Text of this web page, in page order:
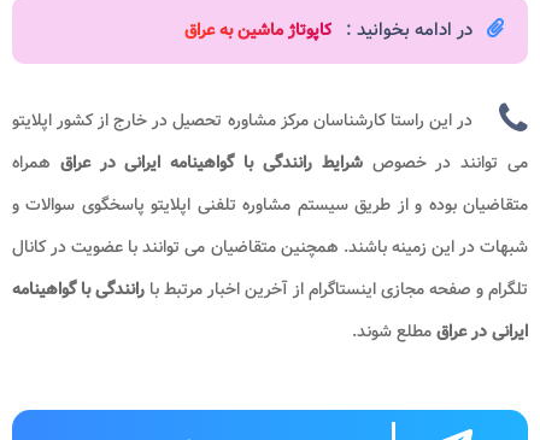
در ادامه بخوانید : کاپوتاژ ماشین به عراق
در این راستا کارشناسان مرکز مشاوره تحصیل در خارج از کشور اپلایتو
می توانند در خصوصشرایطرانندگی با گواهینامه ایرانی در عراق همراه
متقاضیان بوده و از طریق سیستم مشاوره تلفنی اپلایتو پاسخگوی سوالات و
شبهات در این زمینه باشند. همچنین متقاضیان می توانند با عضویت در کانال
تلگرام و صفحه مجازی اینستاگرام از آخرین اخبار مرتبط با رانندگی با گواهینامه
ایرانی در عراقمطلع شوند.